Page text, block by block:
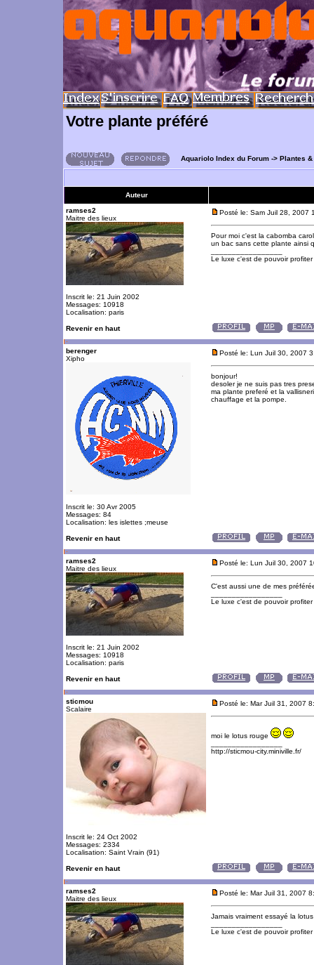
Votre plante préféré
Aquariolo Index du Forum -> Plantes
Auteur
ramses2
Maitre des lieux
Inscrit le: 21 Juin 2002
Messages: 10918
Localisation: paris
Posté le: Sam Juil 28, 2007
Pour moi c'est la cabomba
un bac sans cette plante ainsi
Le luxe c'est de pouvoir
Revenir en haut
berenger
Xipho
Inscrit le: 30 Avr 2005
Messages: 84
Localisation: les islettes ;meuse
Posté le: Lun Juil 30, 2007
bonjour!
desoler je ne suis pas tres
ma plante preferé et la
chauffage et la pompe.
Revenir en haut
ramses2
Maitre des lieux
Inscrit le: 21 Juin 2002
Messages: 10918
Localisation: paris
Posté le: Lun Juil 30, 2007
C'est aussi une de mes
Le luxe c'est de pouvoir
Revenir en haut
sticmou
Scalaire
Inscrit le: 24 Oct 2002
Messages: 2334
Localisation: Saint Vrain (91)
Posté le: Mar Juil 31, 2007
moi le lotus rouge
http://sticmou-city.miniville.fr/
Revenir en haut
ramses2
Maitre des lieux
Posté le: Mar Juil 31, 2007
Jamais vraiment essayé la
Le luxe c'est de pouvoir